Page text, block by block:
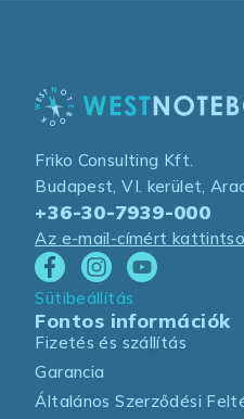
Friko Consulting Kft.
Budapest, VI. kerület,
+36-30-7939-000
Az e-mail-címért
Sütibeállítás
Fontos információk
Fizetés és szállítás
Garancia
Általános Szerződési